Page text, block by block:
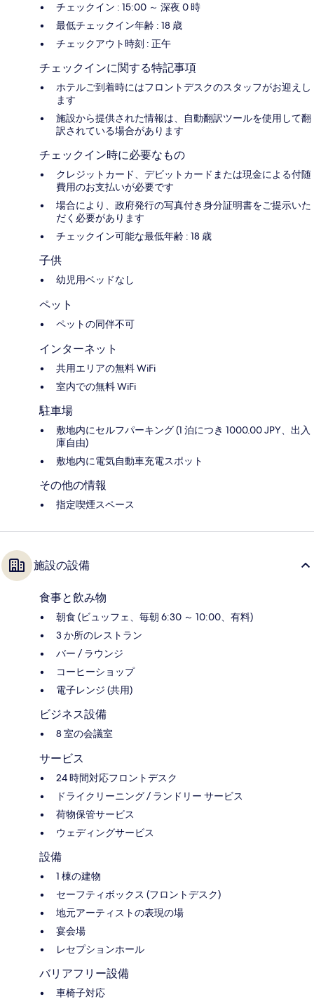
チェックイン : 15:00 ～ 深夜 0 時
最低チェックイン年齢 : 18 歳
チェックアウト時刻 : 正午
チェックインに関する特記事項
ホテルご到着時にはフロントデスクのスタッフがお迎えし
ます
施設から提供された情報は、自動翻訳ツールを使用して翻
訳されている場合があります
チェックイン時に必要なもの
クレジットカード、デビットカードまたは現金による付随
費用のお支払いが必要です
場合により、政府発行の写真付き身分証明書をご提示いた
だく必要があります
チェックイン可能な最低年齢 : 18 歳
子供
幼児用ベッドなし
ペット
ペットの同伴不可
インターネット
共用エリアの無料 WiFi
室内での無料 WiFi
駐車場
敷地内にセルフパーキング (1 泊につき 1000.00 JPY、出入
庫自由)
敷地内に電気自動車充電スポット
その他の情報
指定喫煙スペース
施設の設備
食事と飲み物
朝食 (ビュッフェ、毎朝 6:30 ～ 10:00、有料)
3 か所のレストラン
バー / ラウンジ
コーヒーショップ
電子レンジ (共用)
ビジネス設備
8 室の会議室
サービス
24 時間対応フロントデスク
ドライクリーニング / ランドリー サービス
荷物保管サービス
ウェディングサービス
設備
1 棟の建物
セーフティボックス (フロントデスク)
地元アーティストの表現の場
宴会場
レセプションホール
バリアフリー設備
車椅子対応